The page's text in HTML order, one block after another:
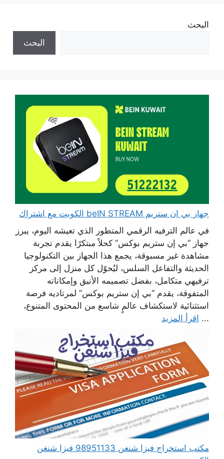
البحث
البحث
جهاز بي ان ستريم beIN STREAM الكويت مع اشتراك
في عالم الترفيه الرقمي المتطور الذي تعيشه اليوم، يبرز
جهاز “بي إن ستريم بوكس” كحلاً مبتكرًا يقدم تجربة
مشاهدة غير مسبوقة، يجمع هذا الجهاز بين التكنولوجيا
الحديثة والتفاعل السلس، ليُحوّل كل منزل إلى مركز
ترفيهي متكامل، بفضل تصميمه الأنيق وإمكاناته
المتفوقة، يقدم “بي إن ستريم بوكس” لمرتاديه فرصة
استثنائية لاستكشاف عالمٍ شاسع من المحتوى المتنوع،
... اقرأ المزيد
مكتب استخراج فيزا شنغن 98951133 فيزا شنغن